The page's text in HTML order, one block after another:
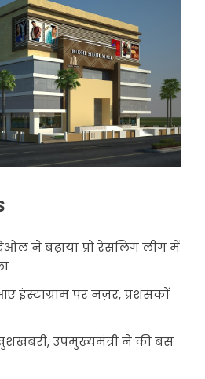
ने बढ़ाया प्रो रेसलिंग लीग में
इंस्टाग्राम पर नज़र, प्रशंसकों
उपमुख्यमंत्री ने की बस